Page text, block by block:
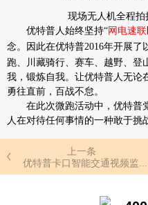
现场无人机全程
优特普人始终坚持“网电速联
念。因此在优特普2016年开展了
跑、川藏骑行、赛车、越野、登
我，锻炼自我。让优特普人无论
勇往直前，百战不怠。
在此次微跑活动中，优特普
人在对待任何事情的一种敢于挑
上一条
优特普卡口智能交通视频监